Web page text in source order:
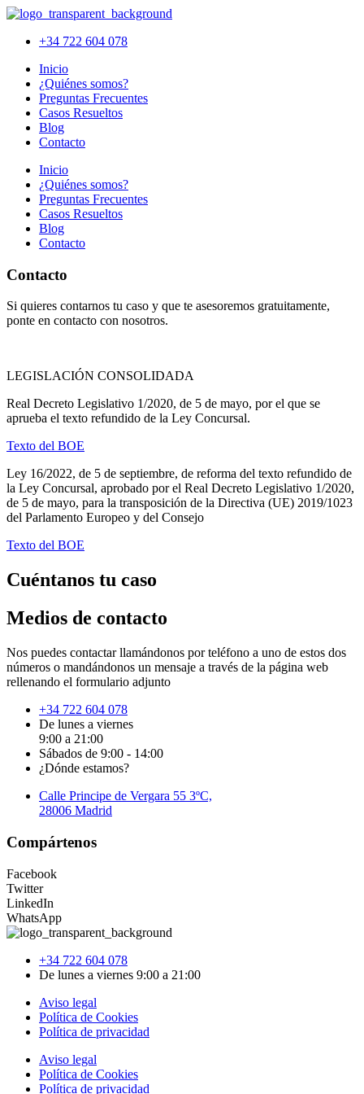
+34 722 604 078
Inicio
¿Quiénes somos?
Preguntas Frecuentes
Casos Resueltos
Blog
Contacto
Inicio
¿Quiénes somos?
Preguntas Frecuentes
Casos Resueltos
Blog
Contacto
Contacto
Si quieres contarnos tu caso y que te asesoremos gratuitamente,
ponte en contacto con nosotros.
LEGISLACIÓN CONSOLIDADA
Real Decreto Legislativo 1/2020, de 5 de mayo, por el que se
aprueba el texto refundido de la Ley Concursal.
Texto del BOE
Ley 16/2022, de 5 de septiembre, de reforma del texto refundido de
la Ley Concursal, aprobado por el Real Decreto Legislativo 1/2020,
de 5 de mayo, para la transposición de la Directiva (UE) 2019/1023
del Parlamento Europeo y del Consejo
Texto del BOE
Cuéntanos tu caso
Medios de contacto
Nos puedes contactar llamándonos por teléfono a uno de estos dos
números o mandándonos un mensaje a través de la página web
rellenando el formulario adjunto
+34 722 604 078
De lunes a viernes
9:00 a 21:00
Sábados de 9:00 - 14:00
¿Dónde estamos?
Calle Principe de Vergara 55 3ºC,
28006 Madrid
Compártenos
Facebook
Twitter
LinkedIn
WhatsApp
+34 722 604 078
De lunes a viernes 9:00 a 21:00
Aviso legal
Política de Cookies
Política de privacidad
Aviso legal
Política de Cookies
Política de privacidad